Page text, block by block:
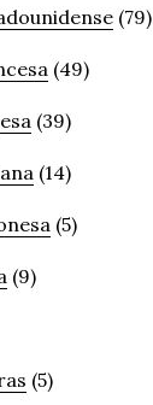
(79)
(49)
(39)
(14)
(5)
(9)
(5)